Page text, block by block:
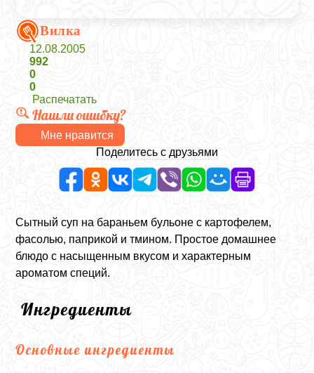
Вилка
12.08.2005
992
0
0
Распечатать
Нашли ошибку?
Мне нравится
Поделитесь с друзьями
Сытный суп на бараньем бульоне с картофелем,
фасолью, паприкой и тмином. Простое домашнее
блюдо с насыщенным вкусом и характерным
ароматом специй.
Ингредиенты
Основные ингредиенты